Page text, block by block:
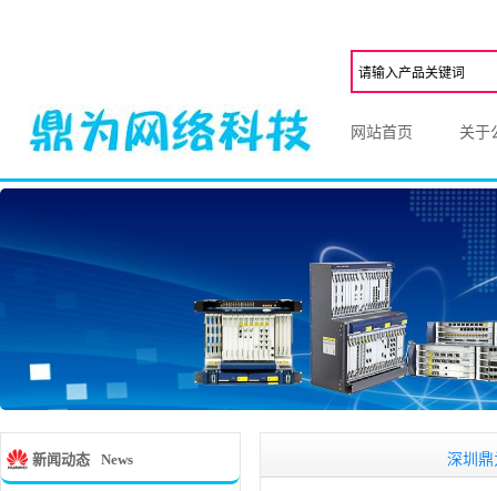
网站首页 关于
新闻动态 News 深圳鼎为网络